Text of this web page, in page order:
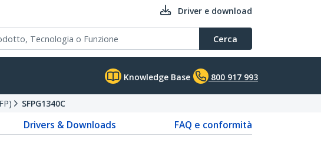
Driver e download
Cerca
Knowledge Base 800 917 993
SFPG1340C
Drivers & Downloads
FAQ e conformità